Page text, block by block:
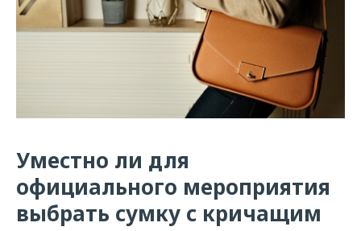
Уместно ли для
официального мероприятия
выбрать сумку с кричащим